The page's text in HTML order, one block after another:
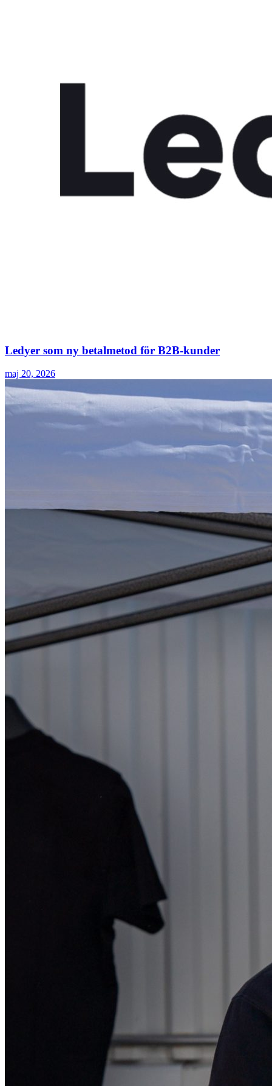
Ledyer som ny betalmetod för B2B-kunder
maj 20, 2026